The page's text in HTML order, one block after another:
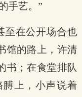
手艺。”
至在公开场合也
馆的路上，许清
书；在食堂排队
上，小声说着